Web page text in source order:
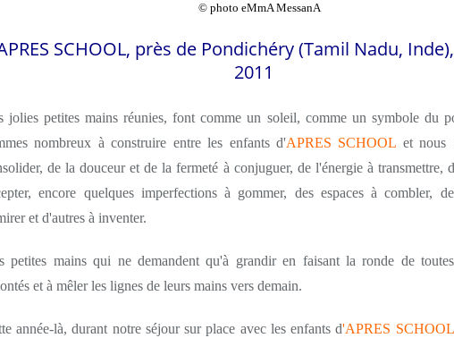
© photo eMmA MessanA
SCHOOL, près de Pondichéry (Tamil Nadu,
2011
jolies petites mains réunies, font comme un soleil, comme un symbole du
nombreux à construire entre les enfants d'APRES SCHOOL et nous
de la douceur et de la fermeté à conjuguer, de l'énergie à transmettre,
encore quelques imperfections à gommer, des espaces à combler,
et d'autres à inventer.
petites mains qui ne demandent qu'à grandir en faisant la ronde de
et à mêler les lignes de leurs mains vers demain.
année-là, durant notre séjour sur place avec les enfants d'APRES SCHOOL